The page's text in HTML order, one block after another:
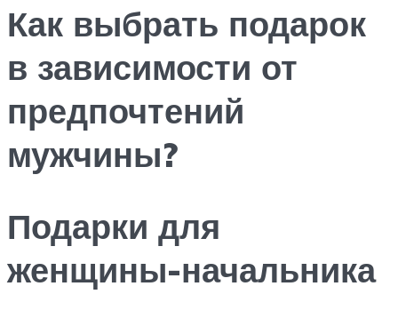
Как выбрать подарок
в зависимости от
предпочтений
мужчины?
Подарки для
женщины-начальника